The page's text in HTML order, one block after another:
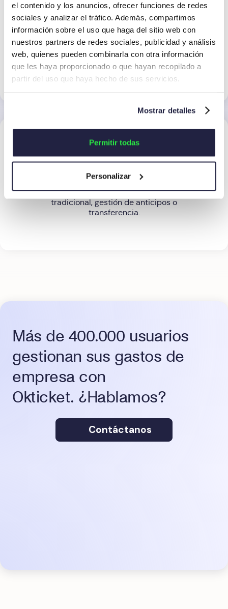
el contenido y los anuncios, ofrecer funciones de redes
sociales y analizar el tráfico. Además, compartimos
información sobre el uso que haga del sitio web con
nuestros partners de redes sociales, publicidad y análisis
web, quienes pueden combinarla con otra información
que les haya proporcionado o que hayan recopilado a
partir del uso que haya hecho de sus servicios.
Mostrar detalles
Permitir todas
Personalizar
Integraciones bidireccionales y evolutivas
La suma multiplica. Nos integramos con los
principales sistemas de ERP, RH y BI del
mercado. Ofrecemos conectores
homologados y una API para llevar la
información de gasto donde necesites
Flexibilidad en medios de pago
Paga como quieras. Te ofrecemos
herramientas flexibles y versátiles para
gestionar los pagos. Tú decides: tarjeta
corporativa OKT Card, tarjeta de banco
tradicional, gestión de anticipos o
transferencia.
Más de 400.000 usuarios
gestionan sus gastos de
empresa con
Okticket. ¿Hablamos?
Contáctanos